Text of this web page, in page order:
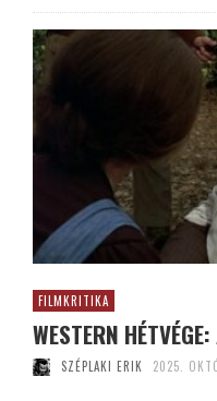
FILMKRITIKA
WESTERN
SZÉPLAKI ERIK 2025.